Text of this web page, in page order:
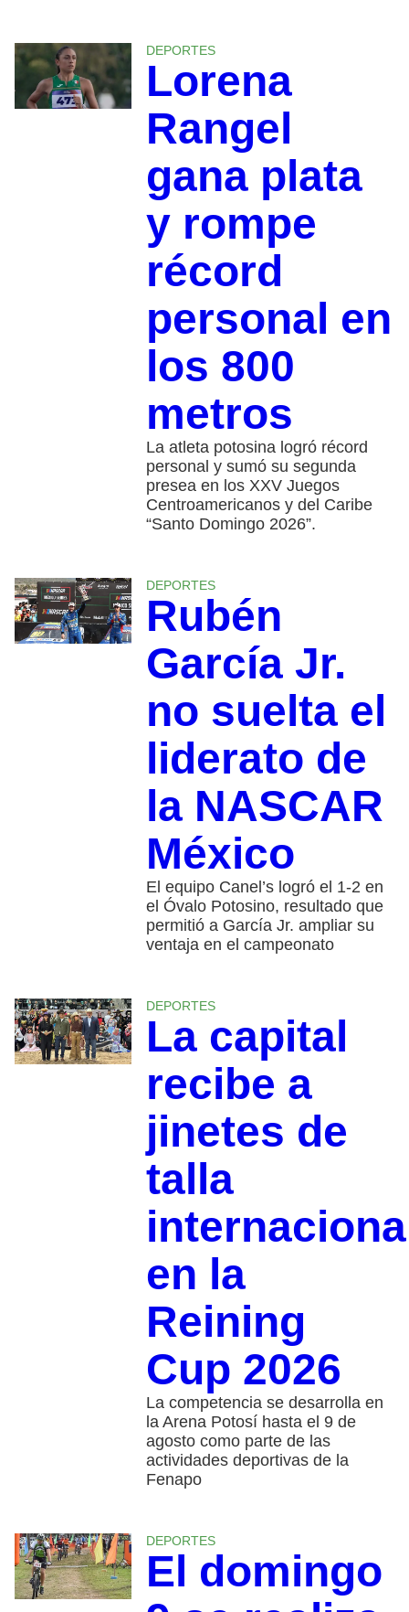
DEPORTES
Lorena
Rangel
gana plata
y rompe
récord
personal en
los 800
metros
La atleta potosina logró récord
personal y sumó su segunda
presea en los XXV Juegos
Centroamericanos y del Caribe
“Santo Domingo 2026”.
DEPORTES
Rubén
García Jr.
no suelta el
liderato de
la NASCAR
México
El equipo Canel’s logró el 1-2 en
el Óvalo Potosino, resultado que
permitió a García Jr. ampliar su
ventaja en el campeonato
DEPORTES
La capital
recibe a
jinetes de
talla
en la
Reining
Cup 2026
La competencia se desarrolla en
la Arena Potosí hasta el 9 de
agosto como parte de las
actividades deportivas de la
Fenapo
DEPORTES
El domingo